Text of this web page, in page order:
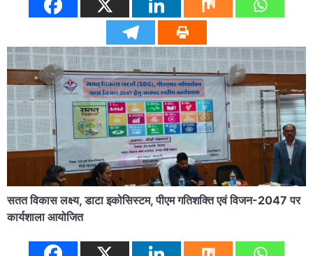
सतत विकास लक्ष्य, डाटा इकोसिस्टम, पीएम गतिशक्ति एवं विजन-2047 पर
कार्यशाला आयोजित